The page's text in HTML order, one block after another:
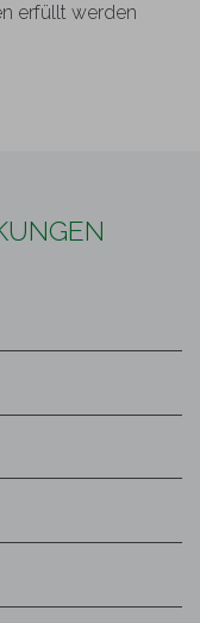
erfüllt werden